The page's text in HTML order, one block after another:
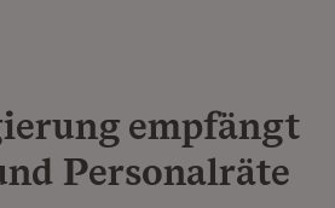
empfängt
Personalräte